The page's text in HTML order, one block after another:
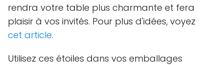
rendra votre table plus charmante et fera
plaisir à vos invités. Pour plus d'idées, voyez
cet article.
Utilisez ces étoiles dans vos emballages